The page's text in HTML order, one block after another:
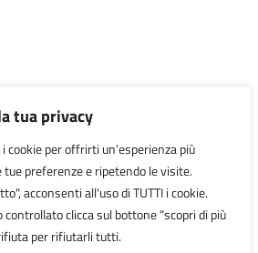
tua privacy
cookie per offrirti un’esperienza più
preferenze e ripetendo le visite.
acconsenti all'uso di TUTTI i cookie.
clicca sul bottone “scopri di più
per rifiutarli tutti.